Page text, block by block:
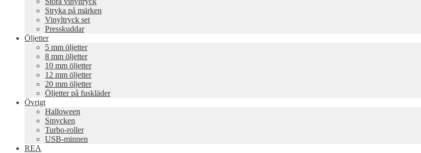
Stryka på märken
Vinyltryck set
Presskuddar
Öljetter
5 mm öljetter
8 mm öljetter
10 mm öljetter
12 mm öljetter
20 mm öljetter
Öljetter på fuskläder
Övrigt
Halloween
Smycken
Turbo-roller
USB-minnen
REA